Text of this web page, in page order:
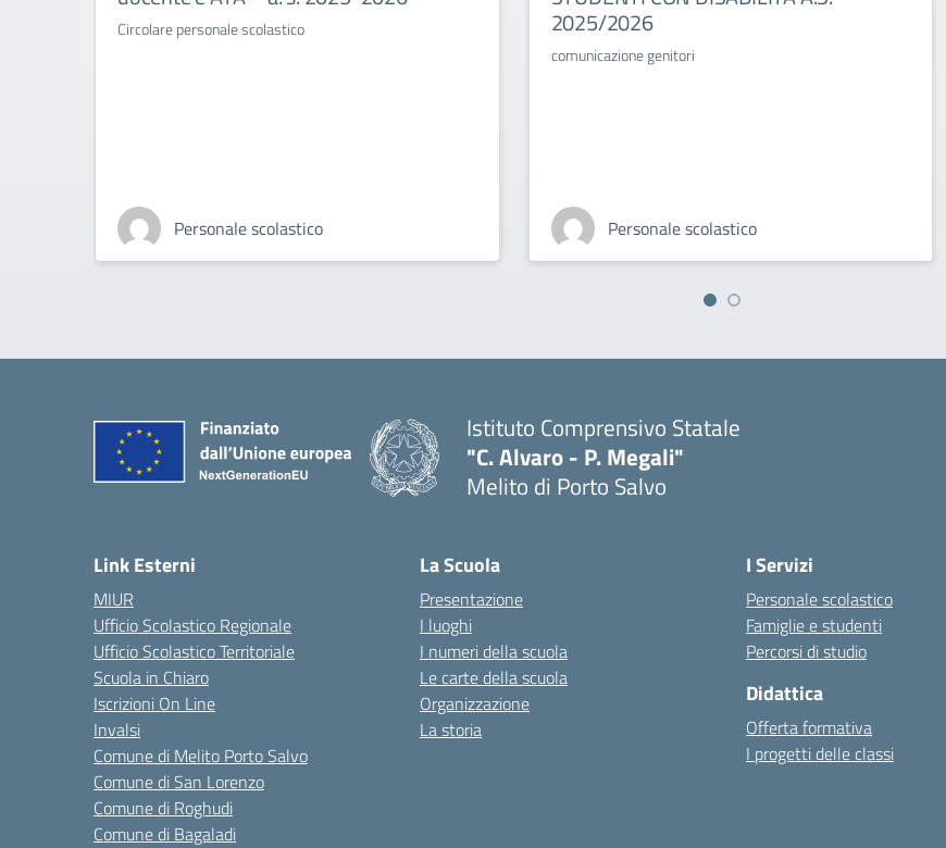
Circolare personale scolastico
Personale scolastico
2025/2026
comunicazione genitori
Personale scolastico
Istituto Comprensivo Statale
"C. Alvaro - P. Megali"
Melito di Porto Salvo
Link Esterni
MIUR
Ufficio Scolastico Regionale
Ufficio Scolastico Territoriale
Scuola in Chiaro
Iscrizioni On Line
Invalsi
Comune di Melito Porto Salvo
Comune di San Lorenzo
Comune di Roghudi
Comune di Bagaladi
La Scuola
Presentazione
I luoghi
I numeri della scuola
Le carte della scuola
Organizzazione
La storia
I Servizi
Personale scolastico
Famiglie e studenti
Percorsi di studio
Didattica
Offerta formativa
I progetti delle classi